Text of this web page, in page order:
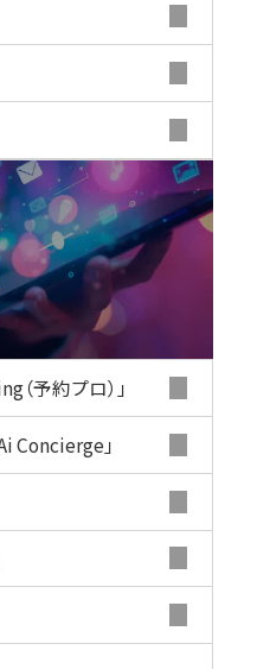
ル・
DXツール
（予約プロ）」
Concierge」